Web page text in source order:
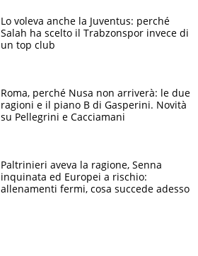
Lo voleva anche la Juventus: perché
Salah ha scelto il Trabzonspor invece di
un top club
Roma, perché Nusa non arriverà: le due
ragioni e il piano B di Gasperini. Novità
su Pellegrini e Cacciamani
Paltrinieri aveva la ragione, Senna
inquinata ed Europei a rischio:
allenamenti fermi, cosa succede adesso